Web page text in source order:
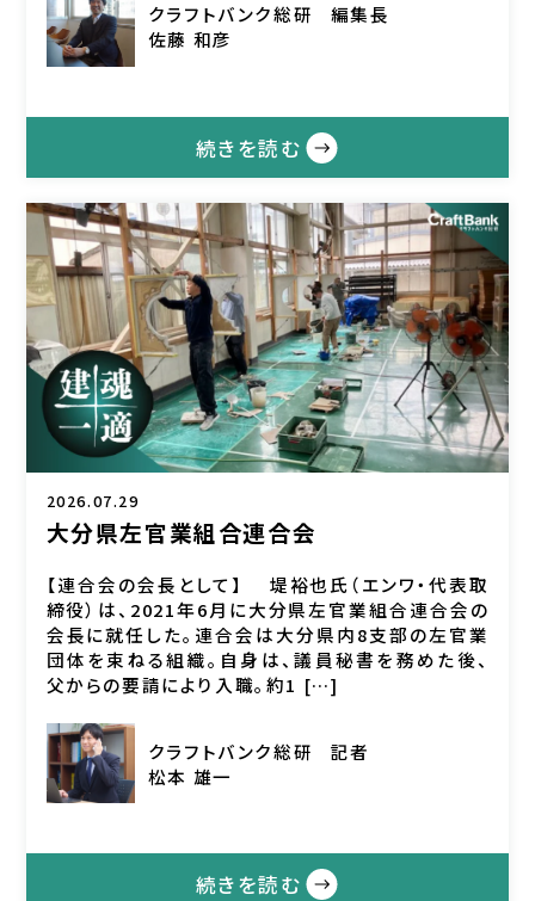
クラフトバンク総研
編集長
佐藤 和彦
続きを読む
2026.07.29
大分県左官業組合連合会
【連合会の会長として】 堤裕也氏（エンワ・代表取
締役）は、2021年6月に大分県左官業組合連合会の
会長に就任した。連合会は大分県内8支部の左官業
団体を束ねる組織。自身は、議員秘書を務めた後、
父からの要請により入職。約1 […]
クラフトバンク総研
記者
松本 雄一
続きを読む